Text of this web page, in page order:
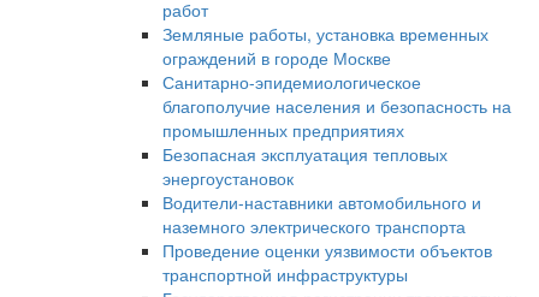
работ
Земляные работы, установка временных
ограждений в городе Москве
Санитарно-эпидемиологическое
благополучие населения и безопасность на
промышленных предприятиях
Безопасная эксплуатация тепловых
энергоустановок
Водители-наставники автомобильного и
наземного электрического транспорта
Проведение оценки уязвимости объектов
транспортной инфраструктуры